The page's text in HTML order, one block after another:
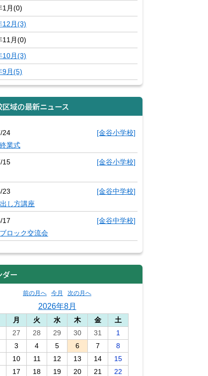
1月(0)
12月(3)
11月(0)
10月(3)
9月(5)
区域の最新ニュース
24
[金谷小学校]
業式
15
[金谷小学校]
23
[金谷中学校]
し方講座
17
[金谷中学校]
ロック交流会
ダー
前の月へ 今月 次の月へ
2026年8月
月 火 水 木 金
土
27 28 29 30 31
1
3 4 5 6 7
8
10 11 12 13 14
15
17 18 19 20 21
22